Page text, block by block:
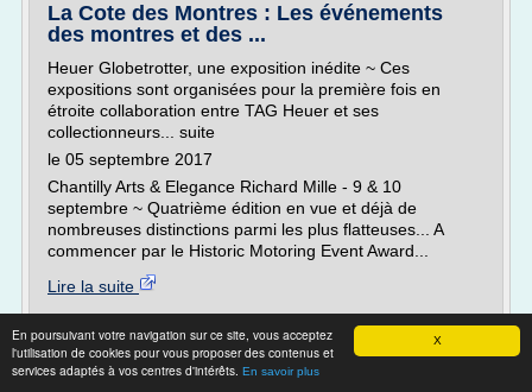
X
En poursuivant votre navigation sur ce site, vous acceptez
l'utilisation de cookies pour vous proposer des contenus et
services adaptés à vos centres d'intérêts. En savoir plus
La Cote des Montres : Les événements
des montres et des ...
Heuer Globetrotter, une exposition inédite ~ Ces
expositions sont organisées pour la première fois en
étroite collaboration entre TAG Heuer et ses
collectionneurs... suite
le 05 septembre 2017
Chantilly Arts & Elegance Richard Mille - 9 & 10
septembre ~ Quatrième édition en vue et déjà de
nombreuses distinctions parmi les plus flatteuses... A
commencer par le Historic Motoring Event Award...
Lire la suite
Site :http://www.lacotedesmontres.com
Thèmes liés : vente auto occasion tours / /